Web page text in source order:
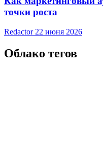
точки роста
Redactor 22 июня 2026
Облако тегов